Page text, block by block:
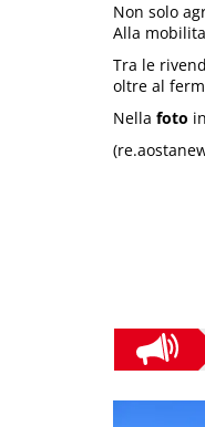
Non solo
Alla
Tra le
oltre al
Nella foto